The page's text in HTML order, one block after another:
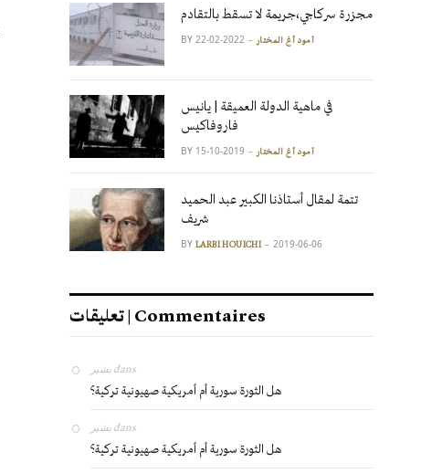
مجزرة سركاجي،جريمة لا تسقط بالتقادم
BY آمود أغ المختار 2022-02-22
في ماهية الدولة العميقة | يانيس
فاروفاكيس
BY آمود أغ المختار 2019-10-15
تتمة لمقال أستاذنا الكبير عبد الحميد
شريف
BY LARBI HOUICHI 2019-06-06
تعليقات | Commentaires
بشير dans
هل الثورة سورية أم أمريكية صهيونية تركية؟
بشير dans
هل الثورة سورية أم أمريكية صهيونية تركية؟